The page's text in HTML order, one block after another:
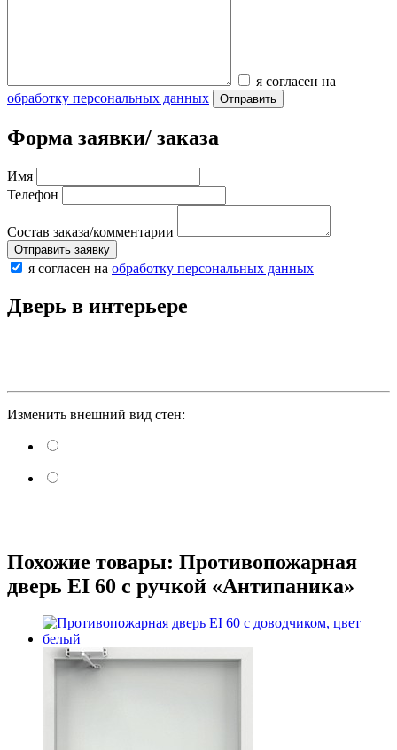
я согласен на
обработку персональных данных
Отправить
Форма заявки/ заказа
Имя
Телефон
Состав заказа/комментарии
Отправить заявку
я согласен на обработку персональных данных
Дверь в интерьере
Изменить внешний вид стен:
Похожие товары: Противопожарная
дверь EI 60 с ручкой «Антипаника»